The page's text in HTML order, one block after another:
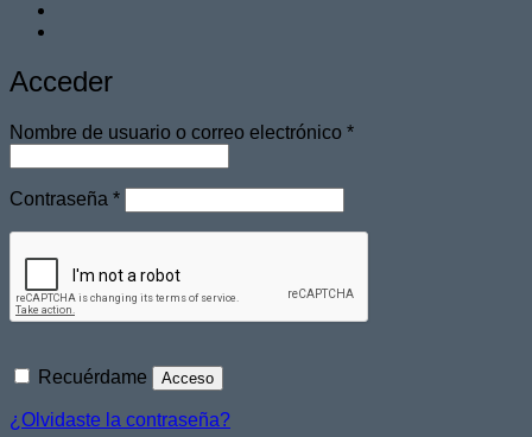
Acceder
Nombre de usuario o correo electrónico *Obligatorio
Contraseña *Obligatorio
Recuérdame Acceso
¿Olvidaste la contraseña?